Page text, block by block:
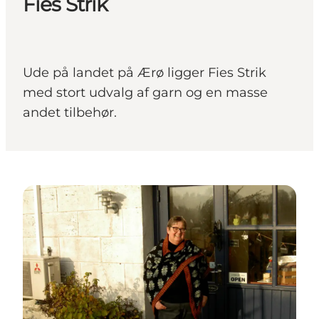
Ude på landet på Ærø ligger Fies Strik
med stort udvalg af garn og en masse
andet tilbehør.